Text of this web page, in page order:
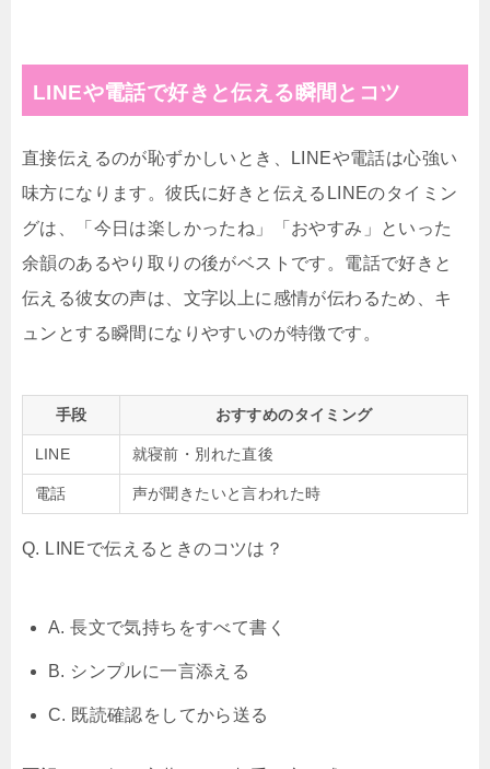
LINEや電話で好きと伝える瞬間とコツ
直接伝えるのが恥ずかしいとき、LINEや電話は心強い
味方になります。彼氏に好きと伝えるLINEのタイミン
グは、「今日は楽しかったね」「おやすみ」といった
余韻のあるやり取りの後がベストです。電話で好きと
伝える彼女の声は、文字以上に感情が伝わるため、キ
ュンとする瞬間になりやすいのが特徴です。
手段 おすすめのタイミング
LINE 就寝前・別れた直後
電話 声が聞きたいと言われた時
Q. LINEで伝えるときのコツは？
A. 長文で気持ちをすべて書く
B. シンプルに一言添える
C. 既読確認をしてから送る